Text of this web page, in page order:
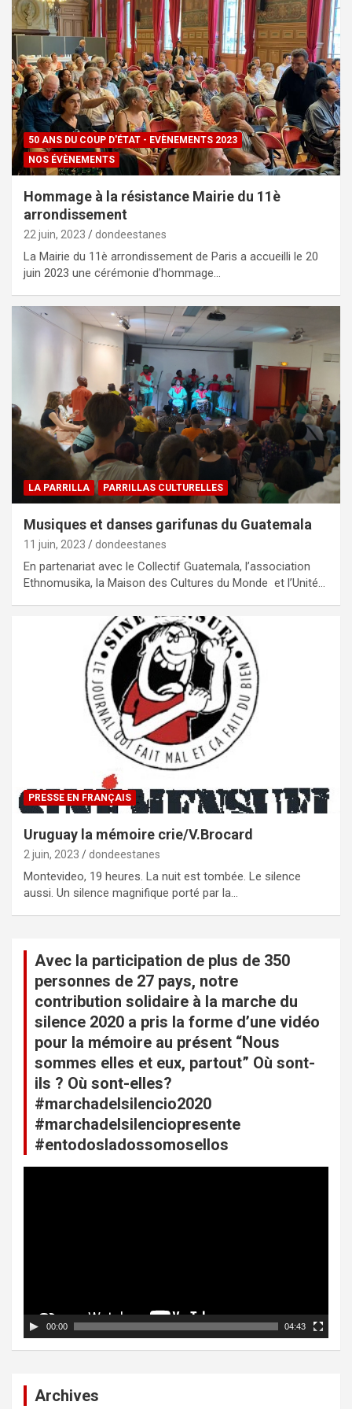
50 ANS DU COUP D'ÉTAT - EVÈNEMENTS 2023
NOS ÉVÈNEMENTS
Hommage à la résistance Mairie du 11è
arrondissement
22 juin, 2023 dondeestanes
La Mairie du 11è arrondissement de Paris a accueilli le 20
juin 2023 une cérémonie d’hommage…
LA PARRILLA PARRILLAS CULTURELLES
Musiques et danses garifunas du Guatemala
11 juin, 2023 dondeestanes
En partenariat avec le Collectif Guatemala, l’association
Ethnomusika, la Maison des Cultures du Monde et l’Unité…
PRESSE EN FRANÇAIS
Uruguay la mémoire crie/V.Brocard
2 juin, 2023 dondeestanes
Montevideo, 19 heures. La nuit est tombée. Le silence
aussi. Un silence magnifique porté par la…
Avec la participation de plus de 350
personnes de 27 pays, notre
contribution solidaire à la marche du
silence 2020 a pris la forme d’une vidéo
pour la mémoire au présent “Nous
sommes elles et eux, partout” Où sont-
ils ? Où sont-elles?
#marchadelsilencio2020
#marchadelsilenciopresente
#entodosladossomosellos
é
00:00 04:43
Archives